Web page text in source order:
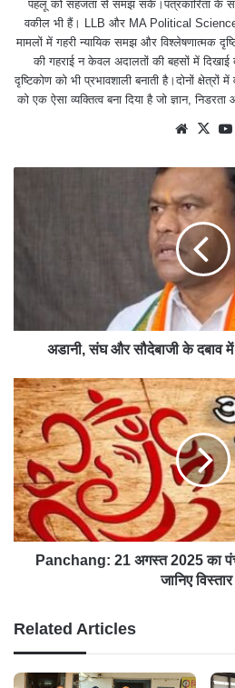
पहलू को सहजता से समझ सकें।पत्रकारिता के
वकील भी हैं। LLB और MA Political Science
मामलों में गहरी न्यायिक समझ और विश्लेषणात्मक
की गहराई न केवल अदालतों की बहसों में दिखाई
दृष्टिकोण को भी प्रभावशाली बनाती है।दोनों
को एक ऐसा व्यक्तित्व बना दिया है जो ज्ञान,
We
e
X
अडानी, संघ और सौदेबाजी के दबाव
Panchang: 21 अगस्त 2025 का
जानिए
Related Articles